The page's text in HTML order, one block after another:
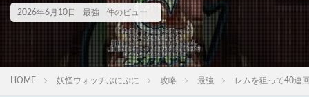
2026年6月10日 最強 件のビュー
HOME 妖怪ウォッチぷにぷに 攻略 最強 レムを狙って40連